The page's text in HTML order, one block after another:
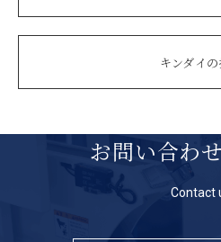
キンダイ
お問い合わ
Contact